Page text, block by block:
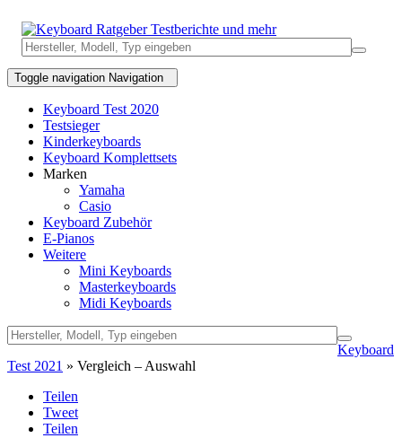
Toggle navigation Navigation
Keyboard Test 2020
Testsieger
Kinderkeyboards
Keyboard Komplettsets
Marken
Yamaha
Casio
Keyboard Zubehör
E-Pianos
Weitere
Mini Keyboards
Masterkeyboards
Midi Keyboards
Keyboard
Test 2021 » Vergleich – Auswahl
Teilen
Tweet
Teilen